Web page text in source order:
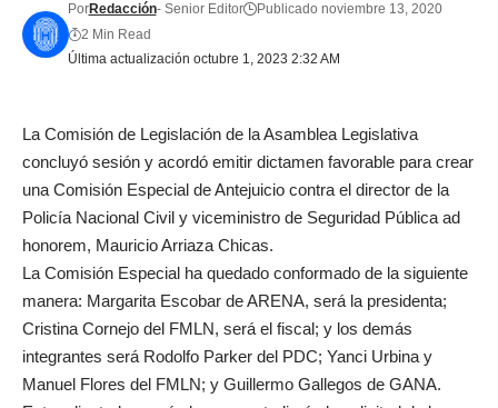
Última actualización octubre 1, 2023 2:32 AM
PorRedacción- Senior Editor
Publicado noviembre 13, 2020
2 Min Read
La Comisión de Legislación de la Asamblea Legislativa
concluyó sesión y acordó emitir dictamen favorable para crear
una Comisión Especial de Antejuicio contra el director de la
Policía Nacional Civil y viceministro de Seguridad Pública ad
honorem, Mauricio Arriaza Chicas.
La Comisión Especial ha quedado conformado de la siguiente
manera: Margarita Escobar de ARENA, será la presidenta;
Cristina Cornejo del FMLN, será el fiscal; y los demás
integrantes será Rodolfo Parker del PDC; Yanci Urbina y
Manuel Flores del FMLN; y Guillermo Gallegos de GANA.